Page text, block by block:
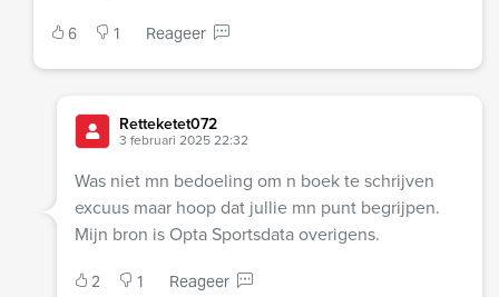
6 1 Reageer
Retteketet072
3 februari 2025 22:32
Was niet mn bedoeling om n boek te schrijven
excuus maar hoop dat jullie mn punt begrijpen.
Mijn bron is Opta Sportsdata overigens.
2 1 Reageer